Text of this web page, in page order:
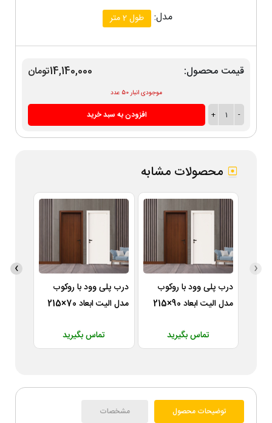
مدل: طول 2 متر
قیمت محصول: 14,140,000تومان
موجودی انبار 50 عدد
-
1
+ افزودن به سبد خرید
محصولات مشابه
درب پلی وود با روکوب
مدل الیت ابعاد 90×215
تماس بگیرید
درب پلی وود با روکوب
مدل الیت ابعاد 70×215
تماس بگیرید
‹
›
توضیحات محصول مشخصات